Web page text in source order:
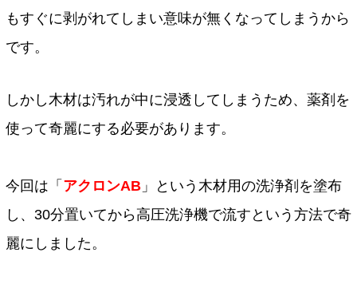
もすぐに剥がれてしまい意味が無くなってしまうから
です。
しかし木材は汚れが中に浸透してしまうため、薬剤を
使って奇麗にする必要があります。
今回は「 アクロンAB 」という木材用の洗浄剤を塗布
し、30分置いてから高圧洗浄機で流すという方法で奇
麗にしました。